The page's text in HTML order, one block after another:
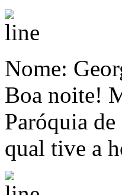
Nome:
Boa noite!
Paróquia
qual tive a